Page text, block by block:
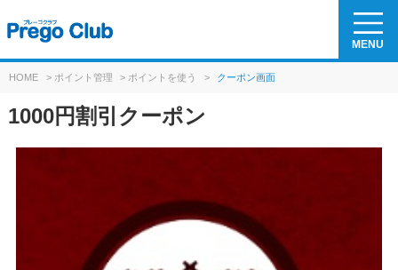
MENU
HOME > ポイント管理 > ポイントを使う > クーポン画面
1000円割引クーポン